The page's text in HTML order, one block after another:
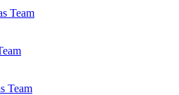
Team
Team